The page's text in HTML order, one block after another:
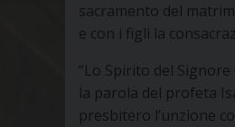
sacramento del
e con i figli la
“Lo Spirito del Signore
la parola del profeta
presbitero l’unzione